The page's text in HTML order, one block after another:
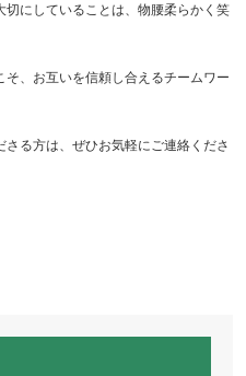
にしていることは、物腰柔らかく笑
、お互いを信頼し合えるチームワー
る方は、ぜひお気軽にご連絡くださ